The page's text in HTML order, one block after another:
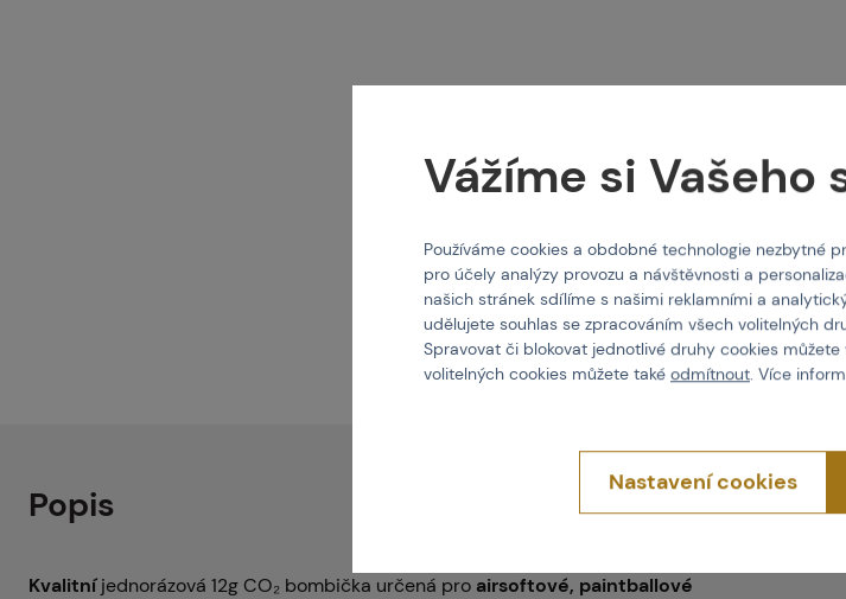
Popis
Kvalitníjednorázová 12g CO₂ bombička určená pro airsoftové, paintballové
Vážíme si Vašeho
Používáme cookies a obdobné technologie nezbytné
pro účely analýzy provozu a návštěvnosti a
našich stránek sdílíme s našimi reklamními a
udělujete souhlas se zpracováním všech volitelných
Spravovat či blokovat jednotlivé druhy cookies můžete
volitelných cookies můžete také odmítnout. Více
Nastavení cookies